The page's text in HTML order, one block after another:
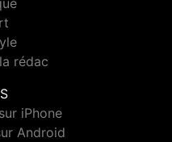
rédac
iPhone
Android